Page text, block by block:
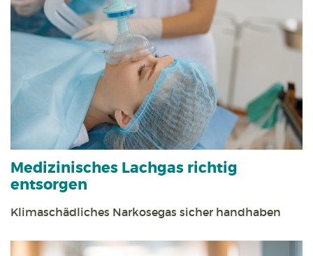
Medizinisches Lachgas richtig
entsorgen
Klimaschädliches Narkosegas sicher handhaben